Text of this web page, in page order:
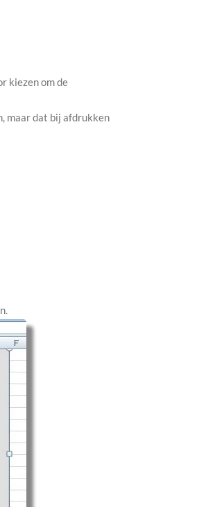
kiezen om de
maar dat bij afdrukken